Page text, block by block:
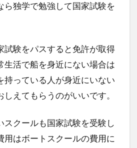
ら独学で勉強して国家試験を
試験をパスすると免許が取得
生活で船を身近にない場合は
持っている人が身近にいない
えてもらうのがいいです。
スクールも国家試験を受験し
用はボートスクールの費用に